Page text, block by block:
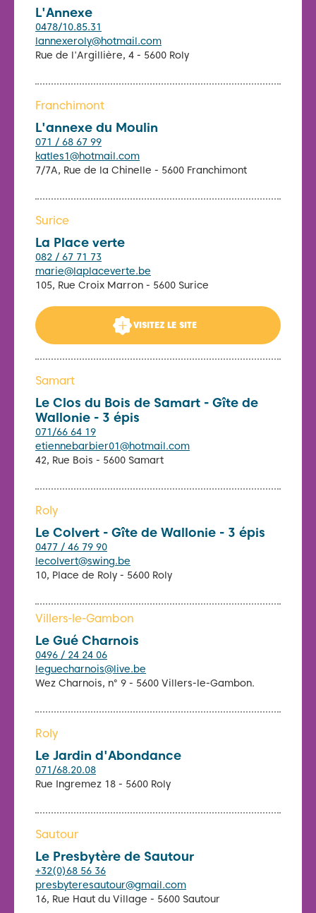
L'Annexe
0478/10.85.31
lannexeroly@hotmail.com
Rue de l'Argillière, 4 - 5600 Roly
Franchimont
L'annexe du Moulin
071 / 68 67 99
katles1@hotmail.com
7/7A, Rue de la Chinelle - 5600 Franchimont
Surice
La Place verte
082 / 67 71 73
marie@laplaceverte.be
105, Rue Croix Marron - 5600 Surice
VISITEZ LE SITE
Samart
Le Clos du Bois de Samart - Gîte de
Wallonie - 3 épis
071/66 64 19
etiennebarbier01@hotmail.com
42, Rue Bois - 5600 Samart
Roly
Le Colvert - Gîte de Wallonie - 3 épis
0477 / 46 79 90
lecolvert@swing.be
10, Place de Roly - 5600 Roly
Villers-le-Gambon
Le Gué Charnois
0496 / 24 24 06
leguecharnois@live.be
Wez Charnois, n° 9 - 5600 Villers-le-Gambon.
Roly
Le Jardin d'Abondance
071/68.20.08
Rue Ingremez 18 - 5600 Roly
Sautour
Le Presbytère de Sautour
+32(0)68 56 36
presbyteresautour@gmail.com
16, Rue Haut du Village - 5600 Sautour